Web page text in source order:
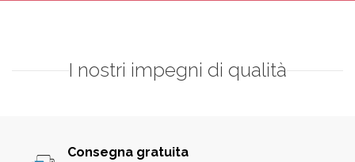
I nostri impegni di qualità
Consegna gratuita